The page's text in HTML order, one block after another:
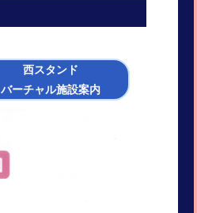
西スタンド
バーチャル施設案内